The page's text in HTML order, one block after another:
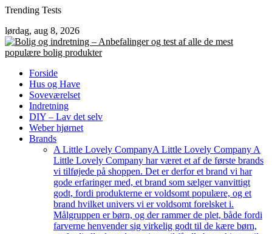
Skip
content
Trending Tests
lørdag, aug 8, 2026
Forside
Hus og Have
Soveværelset
Indretning
DIY – Lav det selv
Weber hjørnet
Brands
A Little Lovely CompanyA Little Lovely Company A
Little Lovely Company har været et af de første brands
vi tilføjede på shoppen. Det er derfor et brand vi har
gode erfaringer med, et brand som sælger vanvittigt
godt, fordi produkterne er voldsomt populære, og et
brand hvilket univers vi er voldsomt forelsket i.
Målgruppen er børn, og der rammer de plet, både fordi
farverne henvender sig virkelig godt til de kære børn,